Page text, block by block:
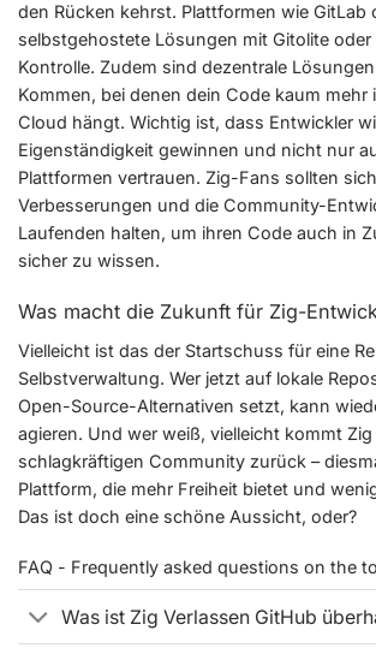
den Rücken kehrst. Plattformen wie GitLab
selbstgehostete Lösungen mit Gitolite oder
Kontrolle. Zudem sind dezentrale Lösungen
Kommen, bei denen dein Code kaum mehr
Cloud hängt. Wichtig ist, dass Entwickler
Eigenständigkeit gewinnen und nicht nur
Plattformen vertrauen. Zig-Fans sollten
Verbesserungen und die Community-
Laufenden halten, um ihren Code auch in
sicher zu wissen.
Was macht die Zukunft für Zig-
Vielleicht ist das der Startschuss für eine
Selbstverwaltung. Wer jetzt auf lokale
Open-Source-Alternativen setzt, kann
agieren. Und wer weiß, vielleicht kommt
schlagkräftigen Community zurück –
Plattform, die mehr Freiheit bietet und
Das ist doch eine schöne Aussicht, oder?
FAQ - Frequently asked questions on the
Was ist Zig Verlassen GitHub